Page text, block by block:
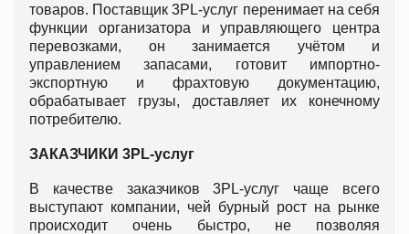
товаров. Поставщик 3PL-услуг перенимает на себя
функции организатора и управляющего центра
перевозками, он занимается учётом и
управлением запасами, готовит импортно-
экспортную и фрахтовую документацию,
обрабатывает грузы, доставляет их конечному
потребителю.
ЗАКАЗЧИКИ 3PL-услуг
В качестве заказчиков 3PL-услуг чаще всего
выступают компании, чей бурный рост на рынке
происходит очень быстро, не позволяя